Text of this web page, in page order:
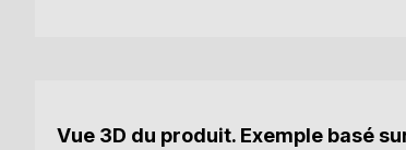
Vue 3D du produit. Exemple basé